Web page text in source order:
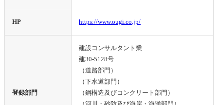
HP https://www.ougi.co.jp/
登録部門
建設コンサルタント業
建30-5128号
（道路部門）
（下水道部門）
（鋼構造及びコンクリート部門）